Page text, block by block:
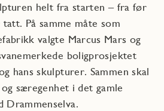
helt fra starten – fra før
På samme måte som
valgte Marcus Mars og
boligprosjektet
hans skulpturer. Sammen skal
særegenhet i det gamle
Drammenselva.